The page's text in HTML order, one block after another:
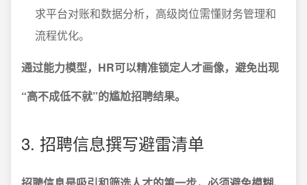
求平台对账和数据分析，高级岗位需懂财务管理和
流程优化。
通过能力模型，HR可以精准锁定人才画像，避免出现
“高不成低不就”的尴尬招聘结果。
3. 招聘信息撰写避雷清单